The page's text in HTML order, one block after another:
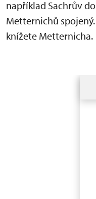
například Sachrův
Metternichů
knížete Metternicha.